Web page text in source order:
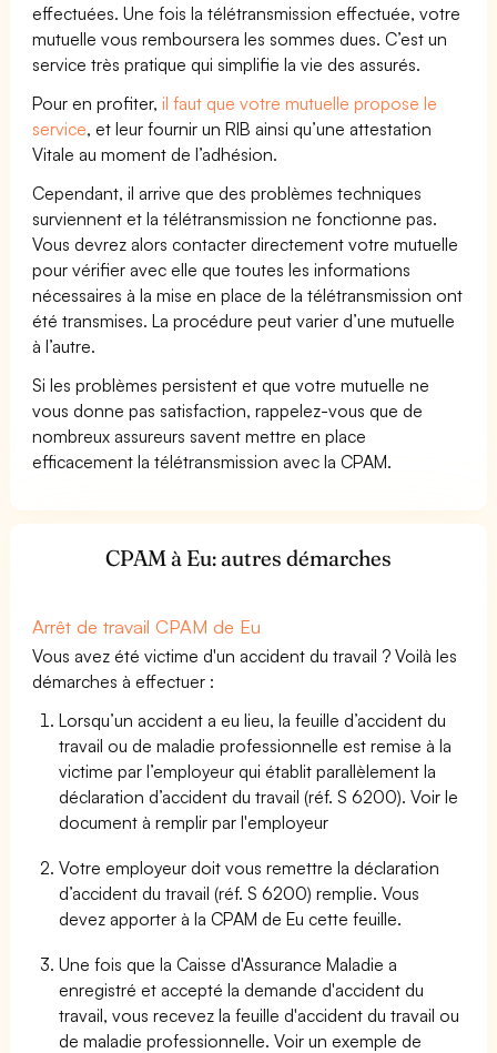
effectuées. Une fois la télétransmission effectuée, votre
mutuelle vous remboursera les sommes dues. C’est un
service très pratique qui simplifie la vie des assurés.
Pour en profiter,il faut que votre mutuelle propose le
service, et leur fournir un RIB ainsi qu’une attestation
Vitale au moment de l’adhésion.
Cependant, il arrive que des problèmes techniques
surviennent et la télétransmission ne fonctionne pas.
Vous devrez alors contacter directement votre mutuelle
pour vérifier avec elle que toutes les informations
nécessaires à la mise en place de la télétransmission ont
été transmises. La procédure peut varier d’une mutuelle
à l’autre.
Si les problèmes persistent et que votre mutuelle ne
vous donne pas satisfaction, rappelez-vous que de
nombreux assureurs savent mettre en place
efficacement la télétransmission avec la CPAM.
CPAM à Eu: autres démarches
Arrêt de travail CPAM de Eu
Vous avez été victime d'un accident du travail ? Voilà les
démarches à effectuer :
Lorsqu’un accident a eu lieu, la feuille d’accident du
travail ou de maladie professionnelle est remise à la
victime par l’employeur qui établit parallèlement la
déclaration d’accident du travail (réf. S 6200). Voir le
document à remplir par l'employeur
Votre employeur doit vous remettre la déclaration
d’accident du travail (réf. S 6200) remplie. Vous
devez apporter à la CPAM de Eu cette feuille.
Une fois que la Caisse d'Assurance Maladie a
enregistré et accepté la demande d'accident du
travail, vous recevez la feuille d'accident du travail ou
de maladie professionnelle. Voir un exemple de